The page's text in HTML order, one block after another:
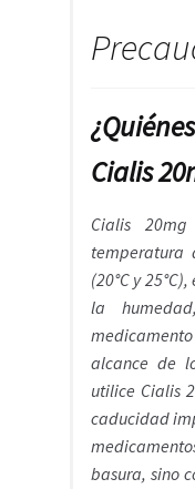
Cialis
Cialis
temperatura
(20°C y
la
alcance de
utilice Cialis
caducidad
basura, sino